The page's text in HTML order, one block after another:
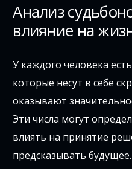
Анализ
влияние на
У каждого человека
которые несут в себе
оказывают
Эти числа могут
влиять на принятие
предсказывать